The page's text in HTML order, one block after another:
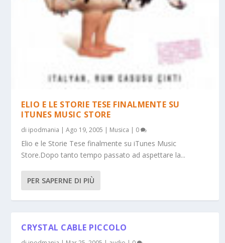
ELIO E LE STORIE TESE FINALMENTE SU
ITUNES MUSIC STORE
di ipodmania |Ago 19, 2005 | Musica | 0
Elio e le Storie Tese finalmente su iTunes Music
Store.Dopo tanto tempo passato ad aspettare la...
PER SAPERNE DI PIÙ
CRYSTAL CABLE PICCOLO